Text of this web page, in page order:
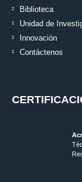
Biblioteca
Unidad de
Innovación
Contáctenos